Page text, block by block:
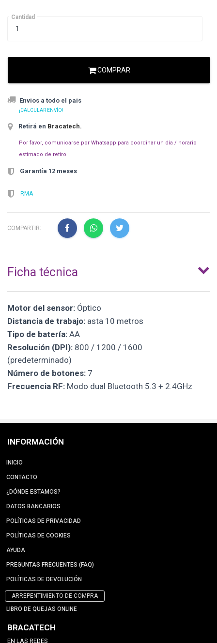
Cantidad
COMPRAR
Envíos a todo el país
¡CALCULAR ENVÍO!
Retirá en Bracatech.
Por favor, comunicarse por Whatsapp para coordinar un día / horario
estimado de retiro
Garantía 12 meses
RMA
COMPARTIR:
Ficha técnica
Motor del sensor: Óptico
Distancia de trabajo: asta 10 metros
Tipo de batería: AA
Resolución (DPI): 800 / 1200 / 1600
(predeterminado)
Número de botones: 7
Frecuencia RF: Modo dual Bluetooth 5.3 + 2.4GHz
INFORMACIÓN
INICIO
CONTACTO
¿DÓNDE ESTAMOS?
DATOS BANCARIOS
POLÍTICAS DE PRIVACIDAD
POLÍTICAS DE COOKIES
AYUDA
PREGUNTAS FRECUENTES (FAQ)
POLÍTICAS DE DEVOLUCIÓN
ARREPENTIMIENTO DE COMPRA
LIBRO DE QUEJAS ONLINE
BRACATECH
EN LAS REDES